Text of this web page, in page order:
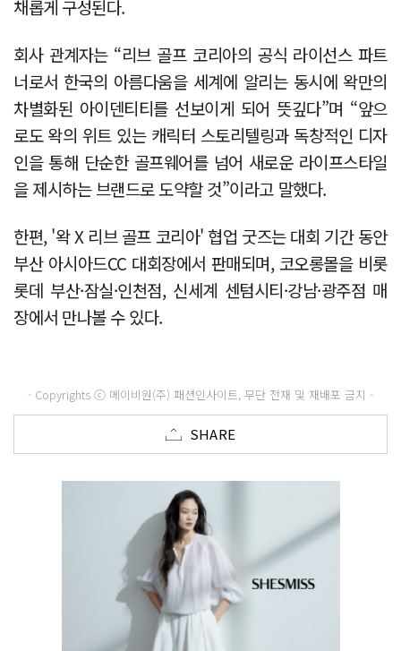
채롭게 구성된다.
회사 관계자는 “리브 골프 코리아의 공식 라이선스 파트
너로서 한국의 아름다움을 세계에 알리는 동시에 왁만의
차별화된 아이덴티티를 선보이게 되어 뜻깊다”며 “앞으
로도 왁의 위트 있는 캐릭터 스토리텔링과 독창적인 디자
인을 통해 단순한 골프웨어를 넘어 새로운 라이프스타일
을 제시하는 브랜드로 도약할 것”이라고 말했다.
한편, '왁 X 리브 골프 코리아' 협업 굿즈는 대회 기간 동안
부산 아시아드CC 대회장에서 판매되며, 코오롱몰을 비롯
롯데 부산·잠실·인천점, 신세계 센텀시티·강남·광주점 매
장에서 만나볼 수 있다.
- Copyrights ⓒ 메이비원(주) 패션인사이트, 무단 전재 및 재배포 금지 -
SHARE